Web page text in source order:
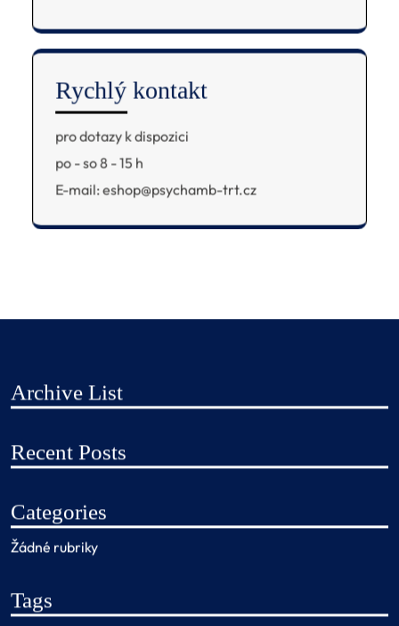
Rychlý kontakt
pro dotazy k dispozici
po - so 8 - 15 h
E-mail: eshop@psychamb-trt.cz
Archive List
Recent Posts
Categories
Žádné rubriky
Tags